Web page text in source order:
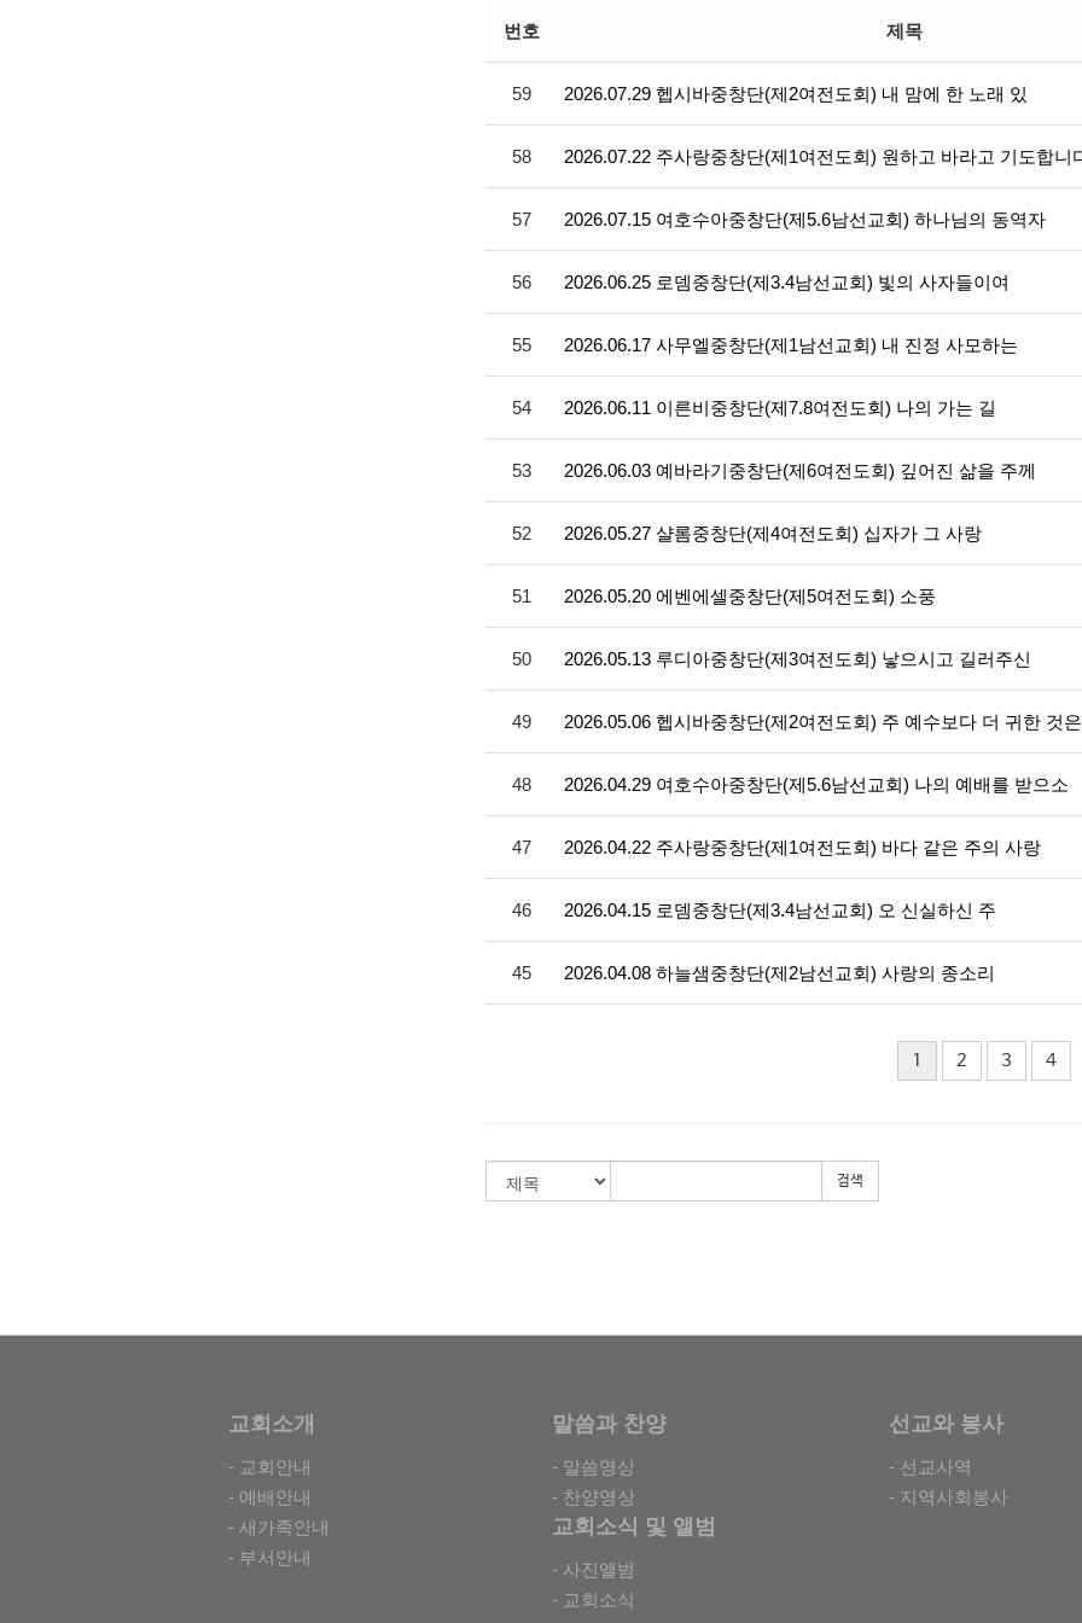
번호 제목
59 2026.07.29 헵시바중창단(제2여전도회) 내 맘에 한 노래 있
58 2026.07.22 주사랑중창단(제1여전도회) 원하고 바라고 기도합니
57 2026.07.15 여호수아중창단(제5.6남선교회) 하나님의 동역자
56 2026.06.25 로뎀중창단(제3.4남선교회) 빛의 사자들이여
55 2026.06.17 사무엘중창단(제1남선교회) 내 진정 사모하는
54 2026.06.11 이른비중창단(제7.8여전도회) 나의 가는 길
53 2026.06.03 예바라기중창단(제6여전도회) 깊어진 삶을 주께
52 2026.05.27 샬롬중창단(제4여전도회) 십자가 그 사랑
51 2026.05.20 에벤에셀중창단(제5여전도회) 소풍
50 2026.05.13 루디아중창단(제3여전도회) 낳으시고 길러주신
49 2026.05.06 헵시바중창단(제2여전도회) 주 예수보다 더 귀한 것
48 2026.04.29 여호수아중창단(제5.6남선교회) 나의 예배를 받으소
47 2026.04.22 주사랑중창단(제1여전도회) 바다 같은 주의 사랑
46 2026.04.15 로뎀중창단(제3.4남선교회) 오 신실하신 주
45 2026.04.08 하늘샘중창단(제2남선교회) 사랑의 종소리
1 2 3 4
검색
교회소개
- 교회안내
- 예배안내
- 새가족안내
- 부서안내
말씀과 찬양
- 말씀영상
- 찬양영상
선교와 봉사
- 선교사역
- 지역사회봉사
교회소식 및 앨범
- 사진앨범
- 교회소식